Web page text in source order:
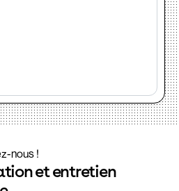
nous !
et entretien